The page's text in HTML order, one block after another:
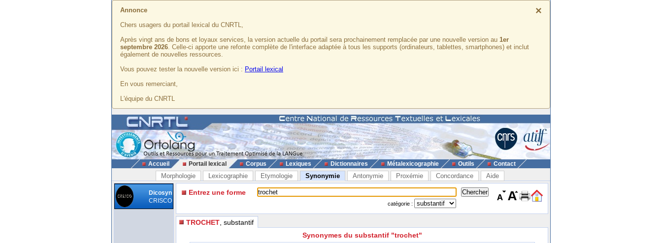
×
Annonce
Chers usagers du portail lexical du CNRTL,
Après vingt ans de bons et loyaux services, la version actuelle du portail sera prochainement remplacée par une nouvelle version au 1er
septembre 2026. Celle-ci apporte une refonte complète de l'interface adaptée à tous les supports (ordinateurs, tablettes, smartphones) et inclut
également de nouvelles ressources.
Vous pouvez tester la nouvelle version ici : Portail lexical
En vous remerciant,
L'équipe du CNRTL
Accueil Portail lexical Corpus Lexiques Dictionnaires Métalexicographie Outils Contact
Morphologie Lexicographie Etymologie Synonymie Antonymie Proxémie Concordance Aide
Dicosyn
CRISCO
Entrez une forme
catégorie :
TROCHET , substantif
Synonymes du substantif "trochet"